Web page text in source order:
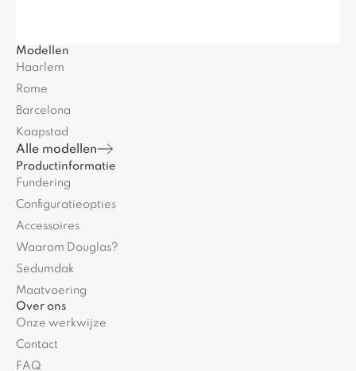
Modellen
Haarlem
Rome
Barcelona
Kaapstad
Alle modellen
Productinformatie
Fundering
Configuratieopties
Accessoires
Waarom Douglas?
Sedumdak
Maatvoering
Over ons
Onze werkwijze
Contact
FAQ